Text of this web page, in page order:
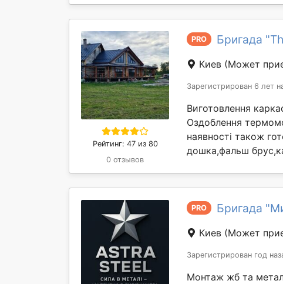
Рейтинг: 47 из 80
0 отзывов
PRO Бригада
Киев (Может
Зарегистрирован 6 лет
Виготовлення
Оздоблення
наявності також
дошка,фальш
PRO Бригада
Киев (Может
Зарегистрирован год
Монтаж жб та